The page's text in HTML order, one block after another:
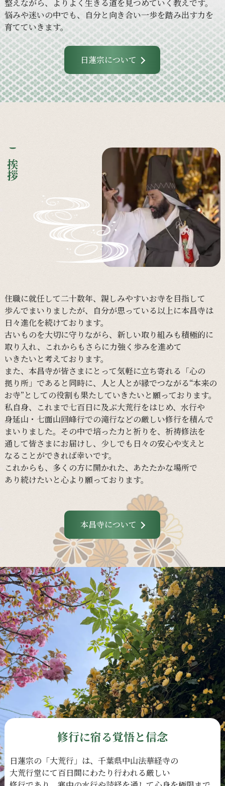
整えながら、
より よく 生きる道を見つめていく 教えです。
悩みや迷いの中でも、 自分と向き合い一歩を踏み出す力を
育てていきます。
日蓮宗について
ご挨拶
住職に就任して二十数年、 親しみやすいお寺を目指して
歩んでまいりましたが、 自分が思っている以上に本昌寺は
日々進化を続けております。
古いものを大切に守りながら、 新しい取り組みも積極的に
取り入れ、
これからも さらに力強く 歩みを進めて
いきたいと考えております。
また、 本昌寺が皆さまにとって気軽に立ち寄れる 「心の
拠り所」であると同時に、 人と 人とが縁でつながる“本来の
お寺”と しての役割も果たしていきたいと願っております。
私自身、
これまで七百日に及ぶ大荒行をはじめ、 水行や
身延山・ 七面山回峰行での滝行などの厳しい修行を積んで
まいりました。 その中で培った力と祈りを、 祈祷修法を
通して皆さまにお届けし、 少しでも 日々の安心や支えと
なる ことができれば幸いです。
これからも、 多くの方に開かれた、 あたたかな場所で
あり続けたいと心より願っております。
本昌寺について
修行に宿る覚悟と信念
日蓮宗の 「大荒行」は、 千葉県中山法華経寺の
大荒行堂にて百日間にわたり行われる厳しい